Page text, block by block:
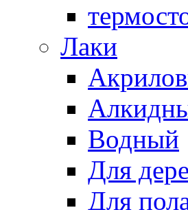
Лаки
Водный
Для
Для